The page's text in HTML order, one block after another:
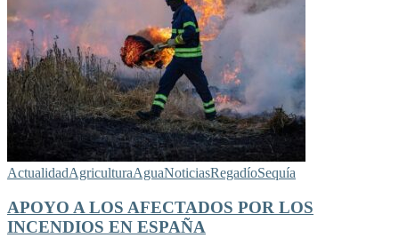
ActualidadAgriculturaAguaNoticiasRegadíoSequía
APOYO A LOS AFECTADOS POR LOS
INCENDIOS EN ESPAÑA